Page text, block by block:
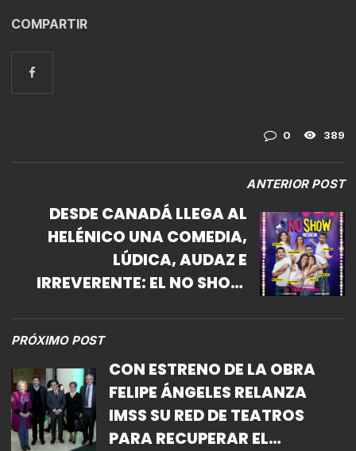
COMPARTIR
0 389
ANTERIOR POST
DESDE CANADÁ LLEGA AL
HELÉNICO UNA COMEDIA,
LÚDICA, AUDAZ E
IRREVERENTE: EL NO SHOW
PRÓXIMO POST
CON ESTRENO DE LA OBRA
FELIPE ÁNGELES RELANZA
IMSS SU RED DE TEATROS
PARA RECUPERAR EL